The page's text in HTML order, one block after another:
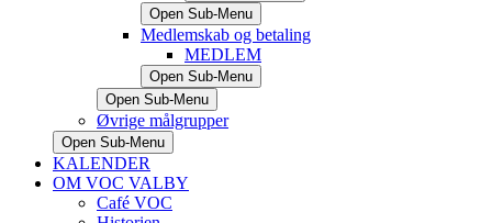
Open Sub-Menu
Medlemskab og betaling
MEDLEM
Open Sub-Menu
Open Sub-Menu
Øvrige målgrupper
Open Sub-Menu
KALENDER
OM VOC VALBY
Café VOC